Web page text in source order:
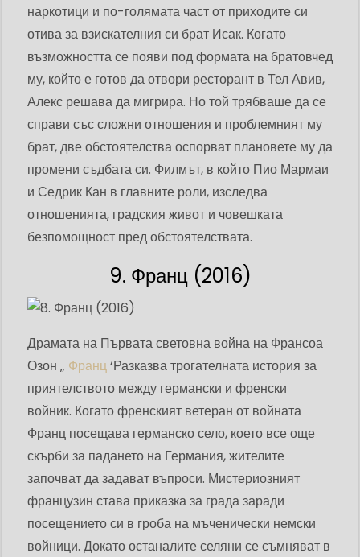
наркотици и по-голямата част от приходите си
отива за взискателния си брат Исак. Когато
възможността се появи под формата на братовчед
му, който е готов да отвори ресторант в Тел Авив,
Алекс решава да мигрира. Но той трябваше да се
справи със сложни отношения и проблемният му
брат, две обстоятелства оспорват плановете му да
промени съдбата си. Филмът, в който Пио Мармаи
и Седрик Кан в главните роли, изследва
отношенията, градския живот и човешката
безпомощност пред обстоятелствата.
9. Франц (2016)
Драмата на Първата световна война на Франсоа
Озон „ Франц‘Разказва трогателната история за
приятелството между германски и френски
войник. Когато френският ветеран от войната
Франц посещава германско село, което все още
скърби за падането на Германия, жителите
започват да задават въпроси. Мистериозният
французин става приказка за града заради
посещението си в гроба на мъченически немски
войници. Докато останалите селяни се съмняват в